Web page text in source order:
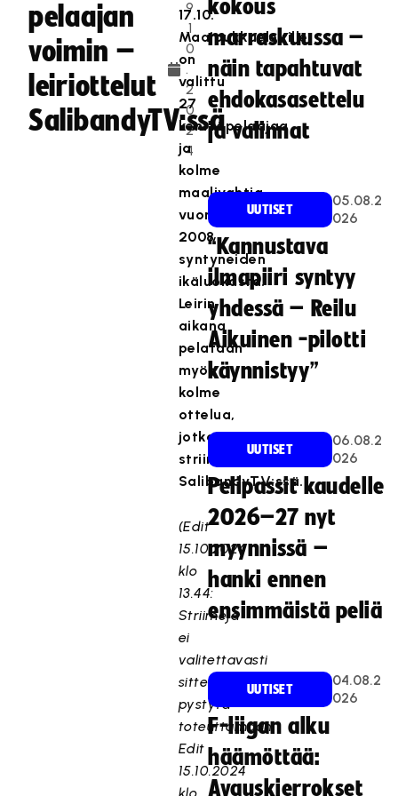
pelaajan
voimin –
leiriottelut
SalibandyTV:ssä
9
.1
0
.
2
0
2
4
17.10.
Maajoukkueleirille
on
valittu
27
kenttäpelaajaa
ja
kolme
maalivahtia
vuonna
2008
syntyneiden
ikäluokasta.
Leirin
aikana
pelataan
myös
kolme
ottelua,
jotka
striimataan
SalibandyTV:ssä.
(Edit
15.10.2024
klo
13.44:
Striimejä
ei
valitettavasti
sittenkään
pystytä
toteuttamaan.
Edit
15.10.2024
kokous
marraskuussa –
näin tapahtuvat
ehdokasasettelu
ja valinnat
UUTISET
05.08.2
026
“Kannustava
ilmapiiri syntyy
yhdessä – Reilu
Aikuinen -pilotti
käynnistyy”
UUTISET
06.08.2
026
Pelipassit kaudelle
2026–27 nyt
myynnissä –
hanki ennen
ensimmäistä peliä
UUTISET
04.08.2
026
F-liigan alku
häämöttää:
Avauskierrokset